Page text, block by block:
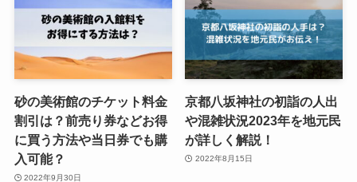
砂の美術館のチケット料金
割引は？前売り券などお得
に買う方法や当日券でも購
入可能？
2022年9月30日
京都八坂神社の初詣の人出
や混雑状況2023年を地元民
が詳しく解説！
2022年8月15日